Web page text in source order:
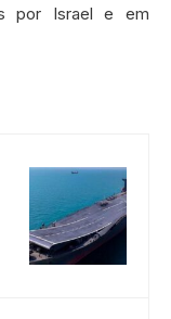
por Israel e em